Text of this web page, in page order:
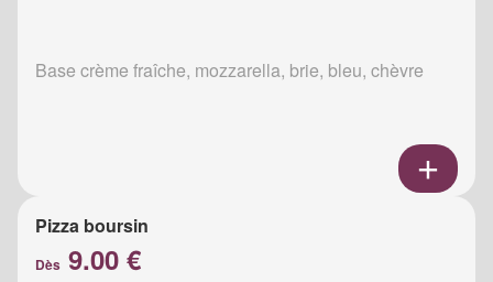
Base crème fraîche, mozzarella, brie, bleu, chèvre
Pizza boursin
Dès 9.00 €